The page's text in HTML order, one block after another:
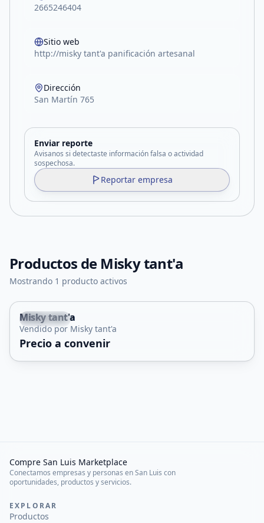
2665246404
Sitio web
http://misky tant'a panificación artesanal
Dirección
San Martín 765
Enviar reporte
Avisanos si detectaste información falsa o actividad
sospechosa.
Reportar empresa
Productos de Misky tant'a
Mostrando 1 producto activos
La Toma
Misky tant'a
Vendido por Misky tant'a
Precio a convenir
Compre San Luis Marketplace
Conectamos empresas y personas en San Luis con
oportunidades, productos y servicios.
EXPLORAR
Productos